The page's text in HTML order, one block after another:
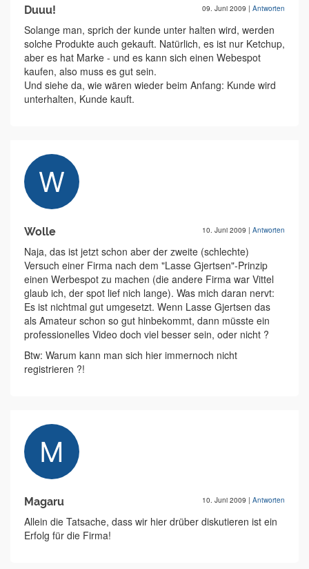
Duuu! 09. Juni 2009 | Antworten
Solange man, sprich der kunde unter halten wird, werden
solche Produkte auch gekauft. Natürlich, es ist nur Ketchup,
aber es hat Marke - und es kann sich einen Webespot
kaufen, also muss es gut sein.
Und siehe da, wie wären wieder beim Anfang: Kunde wird
unterhalten, Kunde kauft.
Wolle 10. Juni 2009 | Antworten
Naja, das ist jetzt schon aber der zweite (schlechte)
Versuch einer Firma nach dem "Lasse Gjertsen"-Prinzip
einen Werbespot zu machen (die andere Firma war Vittel
glaub ich, der spot lief nich lange). Was mich daran nervt:
Es ist nichtmal gut umgesetzt. Wenn Lasse Gjertsen das
als Amateur schon so gut hinbekommt, dann müsste ein
professionelles Video doch viel besser sein, oder nicht ?
Btw: Warum kann man sich hier immernoch nicht
registrieren ?!
Magaru 10. Juni 2009 | Antworten
Allein die Tatsache, dass wir hier drüber diskutieren ist ein
Erfolg für die Firma!